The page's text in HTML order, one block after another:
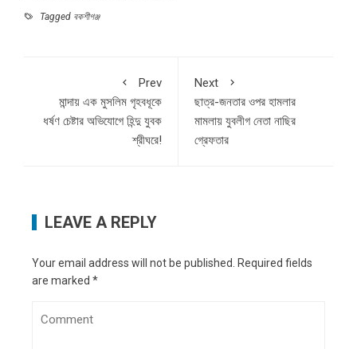
Tagged বকশীগঞ্জ
Prev
মান্দায় এক মুসলিম গৃহবধূকে
ধর্ষণ চেষ্টার অভিযোগে হিন্দু যুবক
শ্রীঘরে!
Next
ছাত্র-জনতার ওপর হামলার
মামলায় যুবলীগ নেতা নাছির
গ্রেফতার
LEAVE A REPLY
Your email address will not be published. Required fields
are marked *